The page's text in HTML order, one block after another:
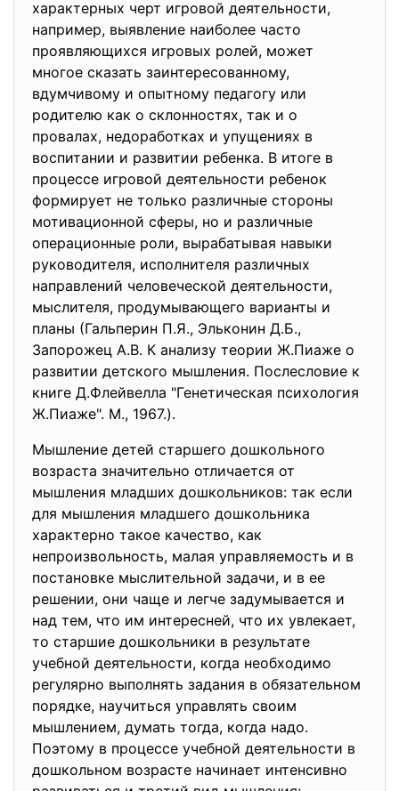
характерных черт игровой деятельности,
например, выявление наиболее часто
проявляющихся игровых ролей, может
многое сказать заинтересованному,
вдумчивому и опытному педагогу или
родителю как о склонностях, так и о
провалах, недоработках и упущениях в
воспитании и развитии ребенка. В итоге в
процессе игровой деятельности ребенок
формирует не только различные стороны
мотивационной сферы, но и различные
операционные роли, вырабатывая навыки
руководителя, исполнителя различных
направлений человеческой деятельности,
мыслителя, продумывающего варианты и
планы (Гальперин П.Я., Эльконин Д.Б.,
Запорожец А.В. К анализу теории Ж.Пиаже о
развитии детского мышления. Послесловие к
книге Д.Флейвелла "Генетическая психология
Ж.Пиаже". М., 1967.).
Мышление детей старшего дошкольного
возраста значительно отличается от
мышления младших дошкольников: так если
для мышления младшего дошкольника
характерно такое качество, как
непроизвольность, малая управляемость и в
постановке мыслительной задачи, и в ее
решении, они чаще и легче задумывается и
над тем, что им интересней, что их увлекает,
то старшие дошкольники в результате
учебной деятельности, когда необходимо
регулярно выполнять задания в обязательном
порядке, научиться управлять своим
мышлением, думать тогда, когда надо.
Поэтому в процессе учебной деятельности в
дошкольном возрасте начинает интенсивно